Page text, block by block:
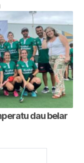
dau belar